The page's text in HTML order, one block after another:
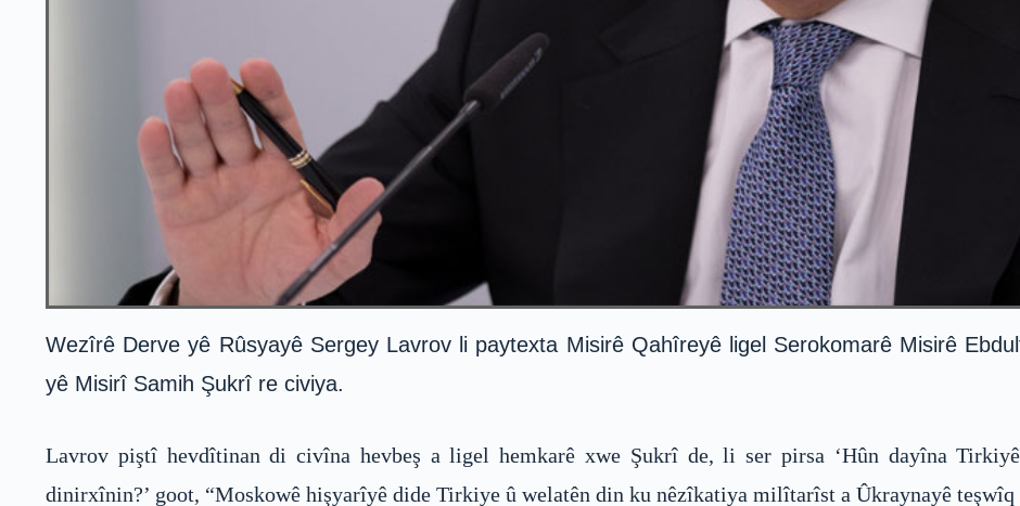
Wezîrê Derve yê Rûsyayê Sergey Lavrov li paytexta Misirê Qahîreyê ligel Serokomarê Misirê
yê Misirî Samih Şukrî re civiya.
Lavrov piştî hevdîtinan di civîna hevbeş a ligel hemkarê xwe Şukrî de, li ser pirsa ‘Hûn dayîna
dinirxînin?’ goot, “Moskowê hişyarîyê dide Tirkiye û welatên din ku nêzîkatiya milîtarîst a Ûkraynayê teşwîq